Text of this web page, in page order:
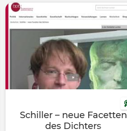
Schiller – neue Facetten
des Dichters